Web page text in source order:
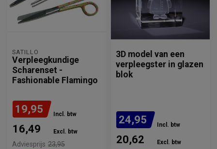
SATILLO
Verpleegkundige
Scharenset -
Fashionable Flamingo
19,95 Incl. btw
16,49 Excl. btw
Adviesprijs 23,95
3D model van een
verpleegster in glazen
blok
24,95 Incl. btw
20,62 Excl. btw